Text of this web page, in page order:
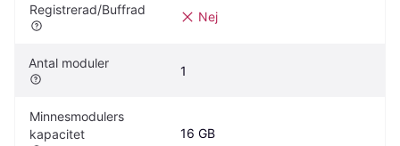
Registrerad/Buffrad Nej
Antal moduler
1
Minnesmodulers
kapacitet
16 GB